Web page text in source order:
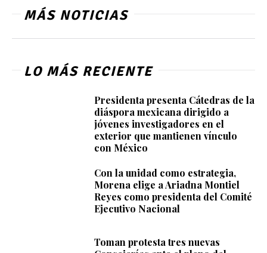
MÁS NOTICIAS
LO MÁS RECIENTE
Presidenta presenta Cátedras de la
diáspora mexicana dirigido a
jóvenes investigadores en el
exterior que mantienen vínculo
con México
Con la unidad como estrategia,
Morena elige a Ariadna Montiel
Reyes como presidenta del Comité
Ejecutivo Nacional
Toman protesta tres nuevas